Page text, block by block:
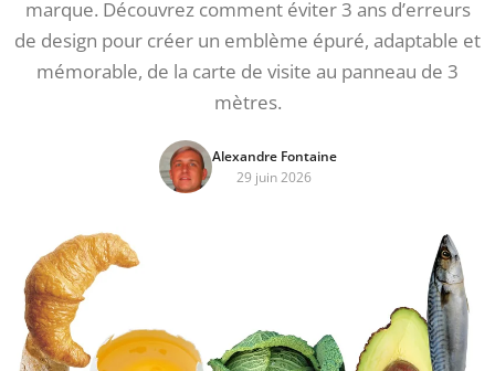
marque. Découvrez comment éviter 3 ans d’erreurs
de design pour créer un emblème épuré, adaptable et
mémorable, de la carte de visite au panneau de 3
mètres.
Alexandre Fontaine
29 juin 2026